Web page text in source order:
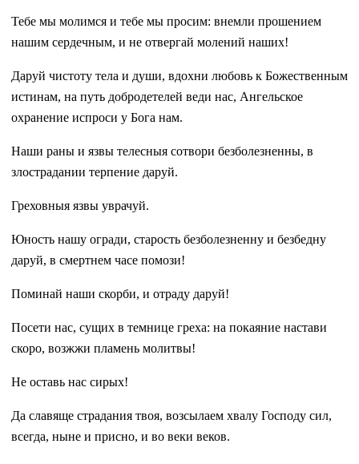
Тебе мы молимся и тебе мы просим: внемли прошением
нашим сердечным, и не отвергай молений наших!
Даруй чистоту тела и души, вдохни любовь к Божественным
истинам, на путь добродетелей веди нас, Ангельское
охранение испроси у Бога нам.
Наши раны и язвы телесныя сотвори безболезненны, в
злострадании терпение даруй.
Греховныя язвы уврачуй.
Юность нашу огради, старость безболезненну и безбедну
даруй, в смертнем часе помози!
Поминай наши скорби, и отраду даруй!
Посети нас, сущих в темнице греха: на покаяние настави
скоро, возжжи пламень молитвы!
Не оставь нас сирых!
Да славяще страдания твоя, возсылаем хвалу Господу сил,
всегда, ныне и присно, и во веки веков.